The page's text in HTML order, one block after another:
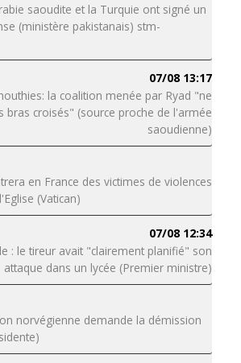
saoudite et la Turquie ont signé un
(ministère pakistanais) stm-
07/08 13:17
la coalition menée par Ryad "ne
bras croisés" (source proche de l'armée
saoudienne)
en France des victimes de violences
(Vatican)
07/08 12:34
: le tireur avait "clairement planifié" son
attaque dans un lycée (Premier ministre)
norvégienne demande la démission